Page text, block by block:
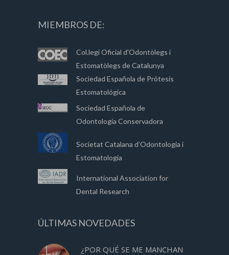
MIEMBROS DE:
Col.legi Oficial d'Odontòlegs i
Estomatòlegs de Catalunya
Sociedad Española de Prótesis
Estomatológica
Sociedad Española de
Odontología Conservadora
Societat Catalana d’Odontologia i
Estomatologia
International Association for
Dental Research
ÚLTIMAS NOVEDADES
¿POR QUÉ SE ME MANCHAN